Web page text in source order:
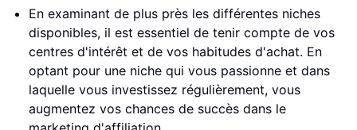
En examinant de plus près les différentes niches
disponibles, il est essentiel de tenir compte de vos
centres d'intérêt et de vos habitudes d'achat. En
optant pour une niche qui vous passionne et dans
laquelle vous investissez régulièrement, vous
augmentez vos chances de succès dans le